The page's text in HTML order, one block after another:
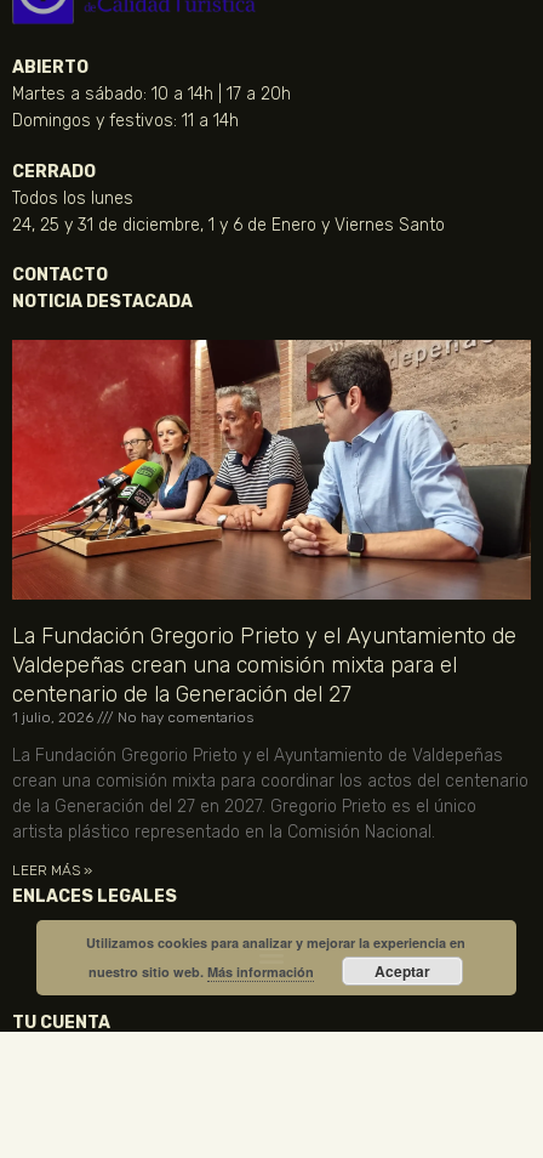
ABIERTO
Martes a sábado: 10 a 14h | 17 a 20h
Domingos y festivos: 11 a 14h
CERRADO
Todos los lunes
24, 25 y 31 de diciembre, 1 y 6 de Enero y Viernes Santo
CONTACTO
NOTICIA DESTACADA
La Fundación Gregorio Prieto y el Ayuntamiento de
Valdepeñas crean una comisión mixta para el
centenario de la Generación del 27
1 julio, 2026 No hay comentarios
La Fundación Gregorio Prieto y el Ayuntamiento de Valdepeñas
crean una comisión mixta para coordinar los actos del centenario
de la Generación del 27 en 2027. Gregorio Prieto es el único
artista plástico representado en la Comisión Nacional.
LEER MÁS »
ENLACES LEGALES
TU CUENTA
Utilizamos cookies para analizar y mejorar la experiencia en
nuestro sitio web.Más información Aceptar